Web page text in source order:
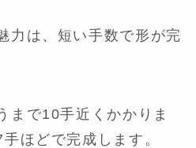
力は、短い手数で形が完
まで10手近くかかりま
ほどで完成します。